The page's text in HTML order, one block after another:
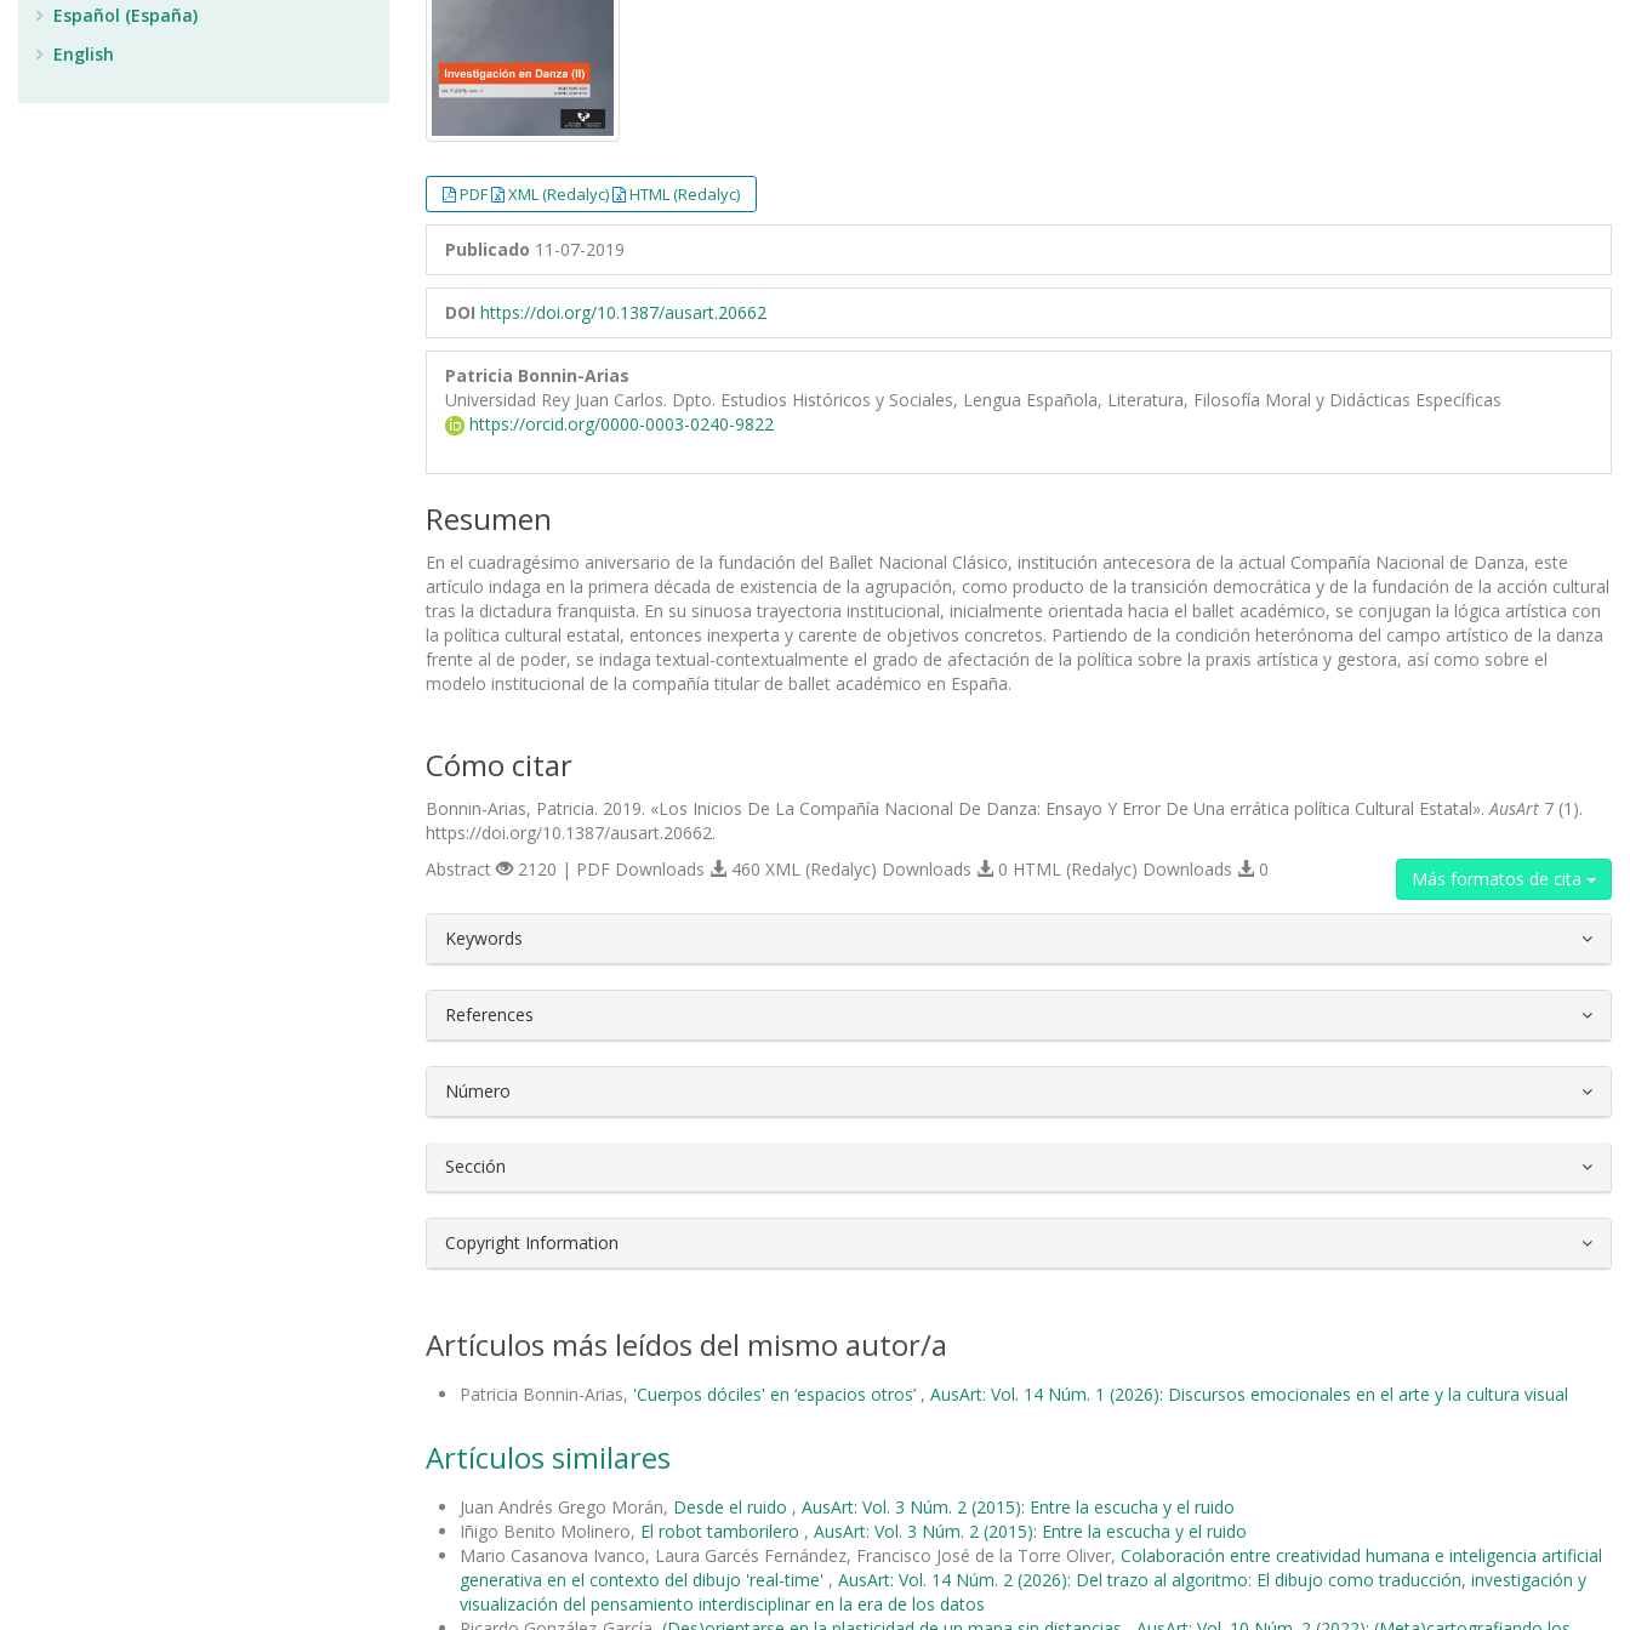
PDF XML (Redalyc) HTML (Redalyc)
Publicado 11-07-2019
DOI https://doi.org/10.1387/ausart.20662
Patricia Bonnin-Arias
Universidad Rey Juan Carlos. Dpto. Estudios Históricos y Sociales, Lengua Española, Literatura, Filosofía Moral y Didácticas Específicas
https://orcid.org/0000-0003-0240-9822
Resumen
En el cuadragésimo aniversario de la fundación del Ballet Nacional Clásico, institución antecesora de la actual Compañía Nacional de Danza, este
artículo indaga en la primera década de existencia de la agrupación, como producto de la transición democrática y de la fundación de la acción cultural
tras la dictadura franquista. En su sinuosa trayectoria institucional, inicialmente orientada hacia el ballet académico, se conjugan la lógica artística con
la política cultural estatal, entonces inexperta y carente de objetivos concretos. Partiendo de la condición heterónoma del campo artístico de la danza
frente al de poder, se indaga textual-contextualmente el grado de afectación de la política sobre la praxis artística y gestora, así como sobre el
modelo institucional de la compañía titular de ballet académico en España.
Cómo citar
Bonnin-Arias, Patricia. 2019. «Los Inicios De La Compañía Nacional De Danza: Ensayo Y Error De Una errática política Cultural Estatal». AusArt 7 (1).
https://doi.org/10.1387/ausart.20662.
Más formatos de cita
Abstract 2120 | PDF Downloads 460 XML (Redalyc) Downloads 0 HTML (Redalyc) Downloads 0
##plugins.themes.bootstrap3.article.details##
Keywords
References
Número
Sección
Copyright Information
Artículos más leídos del mismo autor/a
Patricia Bonnin-Arias, 'Cuerpos dóciles' en ‘espacios otros’ , AusArt: Vol. 14 Núm. 1 (2026): Discursos emocionales en el arte y la cultura visual
Artículos similares
Juan Andrés Grego Morán, Desde el ruido , AusArt: Vol. 3 Núm. 2 (2015): Entre la escucha y el ruido
Iñigo Benito Molinero, El robot tamborilero , AusArt: Vol. 3 Núm. 2 (2015): Entre la escucha y el ruido
Mario Casanova Ivanco, Laura Garcés Fernández, Francisco José de la Torre Oliver, Colaboración entre creatividad humana e inteligencia artificial
generativa en el contexto del dibujo 'real-time' , AusArt: Vol. 14 Núm. 2 (2026): Del trazo al algoritmo: El dibujo como traducción, investigación y
visualización del pensamiento interdisciplinar en la era de los datos
Español (España)
English